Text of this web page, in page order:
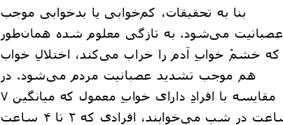
بنا به تحقیقات، کم‌خوابی یا بدخوابی موجب
عصبانیت می‌شود. به تازگی معلوم شده همان‌طور
که خشمْ خوابِ آدم را خراب می‌کند، اختلالِ خواب
هم موجب تشدید عصبانیت مردم می‌شود. در
مقایسه با افرادِ دارای خوابِ معمول که میانگین ۷
ساعت در شب می‌خوابند، افرادی که ۲ تا ۴ ساعت